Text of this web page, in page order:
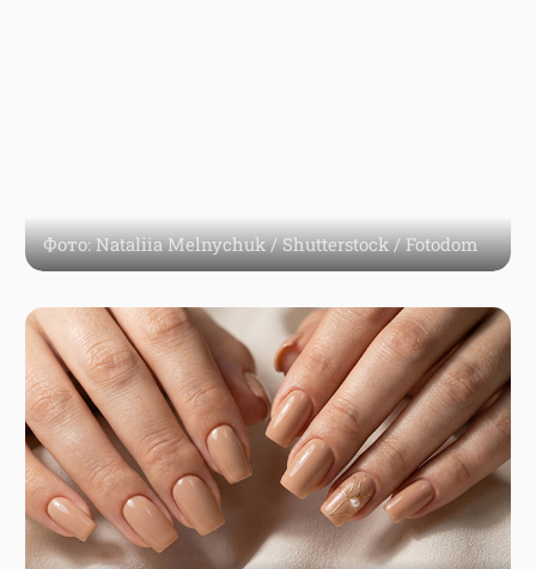
Фото: Nataliia Melnychuk / Shutterstock / Fotodom